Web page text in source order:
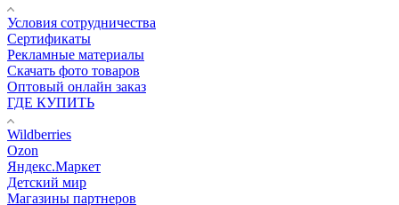
Условия сотрудничества
Сертификаты
Рекламные материалы
Скачать фото товаров
Оптовый онлайн заказ
ГДЕ КУПИТЬ
Wildberries
Ozon
Яндекс.Маркет
Детский мир
Магазины партнеров